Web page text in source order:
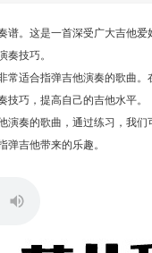
谱。这是一首深受广大吉他
奏技巧。
常适合指弹吉他演奏的歌曲
巧，提高自己的吉他水平。
演奏的歌曲，通过练习，我
吉他带来的乐趣。